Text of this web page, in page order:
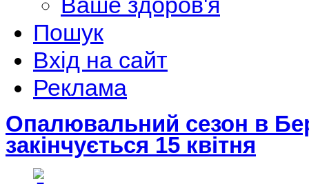
Пошук
Вхід на сайт
Реклама
Опалювальний сезон в
закінчується 15 квітня